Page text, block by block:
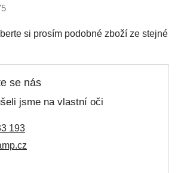
si prosím podobné zboží ze stejné
se nás
jsme na vlastní oči
193